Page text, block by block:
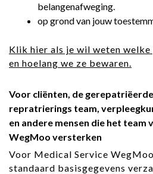
belangenafweging.
op grond van jouw
Klik hier als je wil weten welke
en hoelang we ze bewaren.
Voor cliënten, de gerepatriëerde
repratrierings team,
en andere mensen die het team
WegMoo versterken
Voor Medical Service
standaard basisgegevens